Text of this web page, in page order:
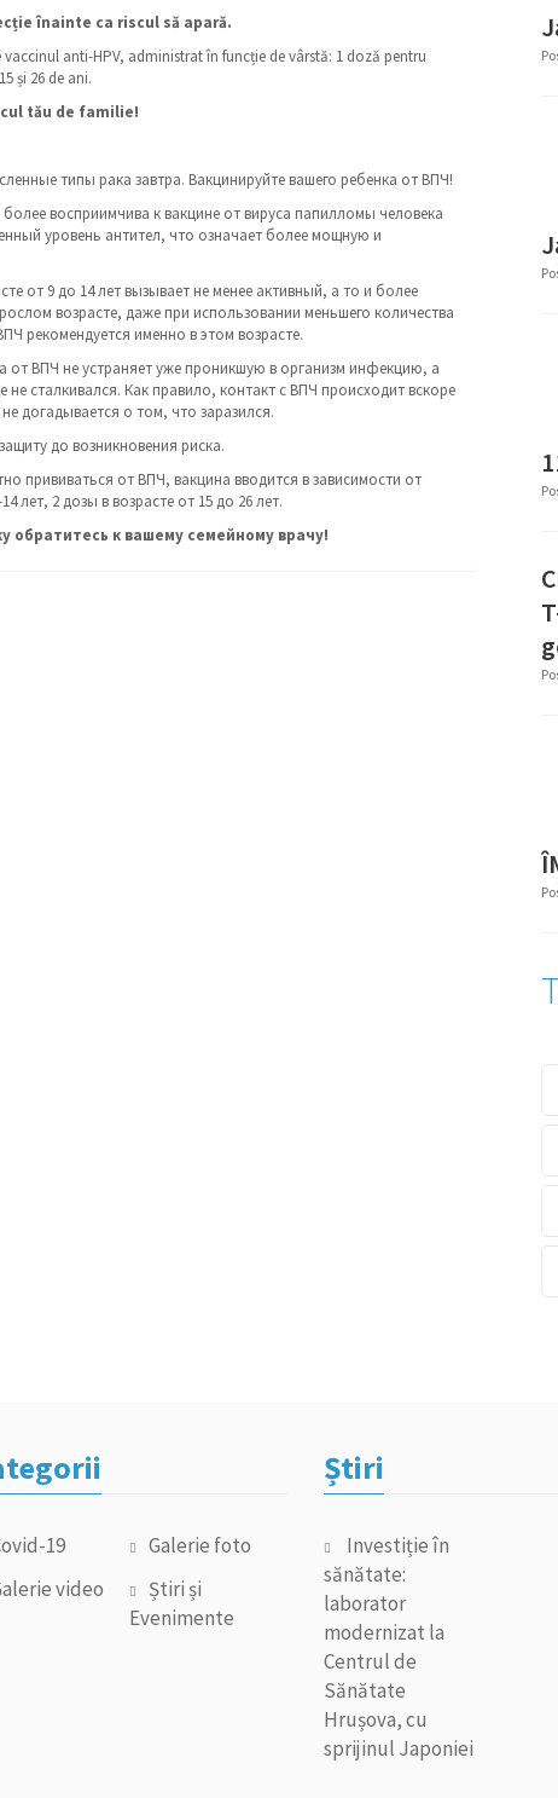
înainte ca riscul să apară.
anti-HPV, administrat în funcție de vârstă: 1 doză pentru
și 26 de ani.
tău de familie!
типы рака завтра. Вакцинируйте вашего ребенка от ВПЧ!
восприимчива к вакцине от вируса папилломы человека
уровень антител, что означает более мощную и
от 9 до 14 лет вызывает не менее активный, а то и более
возрасте, даже при использовании меньшего количества
рекомендуется именно в этом возрасте.
от ВПЧ не устраняет уже проникшую в организм инфекцию, а
сталкивался. Как правило, контакт с ВПЧ происходит вскоре
догадывается о том, что заразился.
до возникновения риска.
прививаться от ВПЧ, вакцина вводится в зависимости от
лет, 2 дозы в возрасте от 15 до 26 лет.
обратитесь к вашему семейному врачу!
19
Galerie foto
video
Știri și
Evenimente
Știri
Investiție în
sănătate:
laborator
modernizat la
Centrul de
Sănătate
Hrușova, cu
sprijinul Japoniei